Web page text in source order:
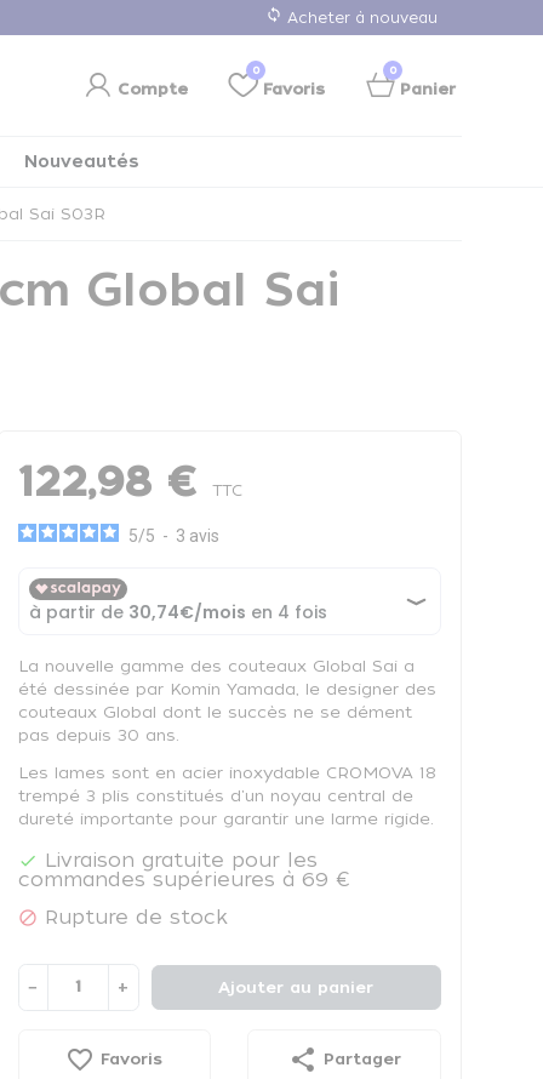
loop Acheter à nouveau
Compte
0
Favoris
0
Panier
Nouveautés
Sai S03R
Global Sai
122,98 € TTC
5/5 - 3 avis
La nouvelle gamme des couteaux Global Sai a
été dessinée par Komin Yamada, le designer des
couteaux Global dont le succès ne se dément
pas depuis 30 ans.
Les lames sont en acier inoxydable CROMOVA 18
trempé 3 plis constitués d'un noyau central de
dureté importante pour garantir une larme rigide.

Livraison gratuite pour les
commandes supérieures à 69 €
 Rupture de stock
− + Ajouter au panier
favorite_border Favoris share Partager